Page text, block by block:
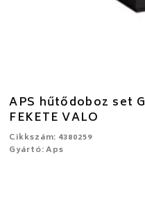
APS hűtődoboz set
FEKETE VALO
Cikkszám: 4380259
Gyártó: Aps